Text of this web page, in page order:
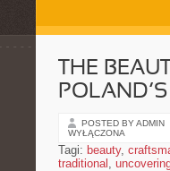
THE
POSTED BY ADMIN
WYŁĄCZONA
Tagi: beauty,
traditional ,